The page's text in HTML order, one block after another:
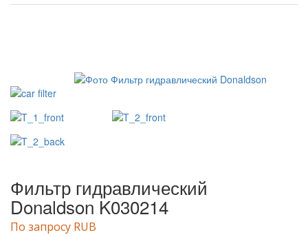
Фильтр гидравлический
Donaldson K030214
По запросу RUB